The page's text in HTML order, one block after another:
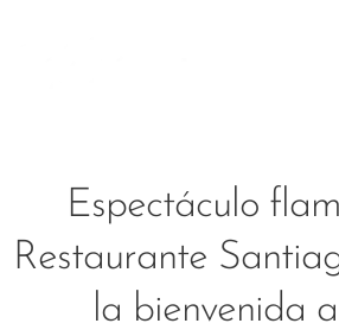
Espectáculo
Restaurante
la bienvenida